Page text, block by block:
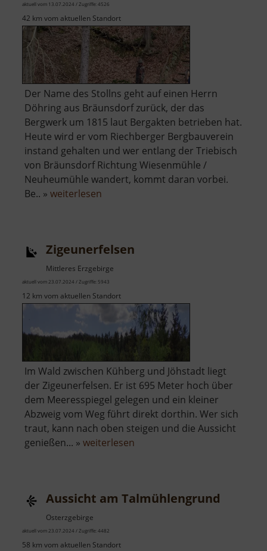
aktuell vom 13.07.2024 / Zugriffe: 4526
42 km vom aktuellen Standort
Der Name des Stollns geht auf einen Herrn
Döhring aus Bräunsdorf zurück, der das
Bergwerk um 1815 laut Bergakten betrieben hat.
Heute wird er vom Riechberger Bergbauverein
instand gehalten und wer entlang der Triebisch
von Bräunsdorf Richtung Wiesenmühle /
Neuheumühle wandert, kommt daran vorbei.
Be.. » weiterlesen
Zigeunerfelsen
Mittleres Erzgebirge
aktuell vom 23.07.2024 / Zugriffe: 5943
12 km vom aktuellen Standort
Im Wald zwischen Kühberg und Jöhstadt liegt
der Zigeunerfelsen. Er ist 695 Meter hoch über
dem Meeresspiegel gelegen und ein kleiner
Abzweig vom Weg führt direkt dorthin. Wer sich
traut, kann nach oben steigen und die Aussicht
genießen... » weiterlesen
Aussicht am Talmühlengrund
Osterzgebirge
aktuell vom 23.07.2024 / Zugriffe: 4482
58 km vom aktuellen Standort